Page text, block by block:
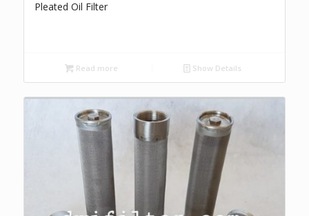
Pleated Oil Filter
Read more Show Details